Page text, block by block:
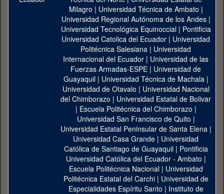
Milagro | Universidad Técnica de Ambato |
Universidad Regional Autónoma de los Andes|
Universidad Tecnológica Equinoccial| Pontificia
Universidad Catolica del Ecuador | Universidad
Politécnica Salesiana | Universidad
Internacional del Ecuador | Universidad de las
Fuerzas Armadas-ESPE | Universidad de
Guayaquil| Universidad Técnica de Machala|
Universidad de Otavalo | Universidad Nacional
del Chimborazo | Universidad Estatal de Bolivar
| Escuela Politécnica del Chimborazo |
Universidad San Francisco de Quito |
Universidad Estatal Peninsular de Santa Elena|
Universidad Casa Grande | Universidad
Católica de Santiago de Guayaquil| Pontificia
Universidad Católica del Ecuador - Ambato |
Escuela Politécnica Nacional| Universidad
Politécnica Estatal del Carchi| Universidad de
Especialidades Espíritu Santo | Instituto de